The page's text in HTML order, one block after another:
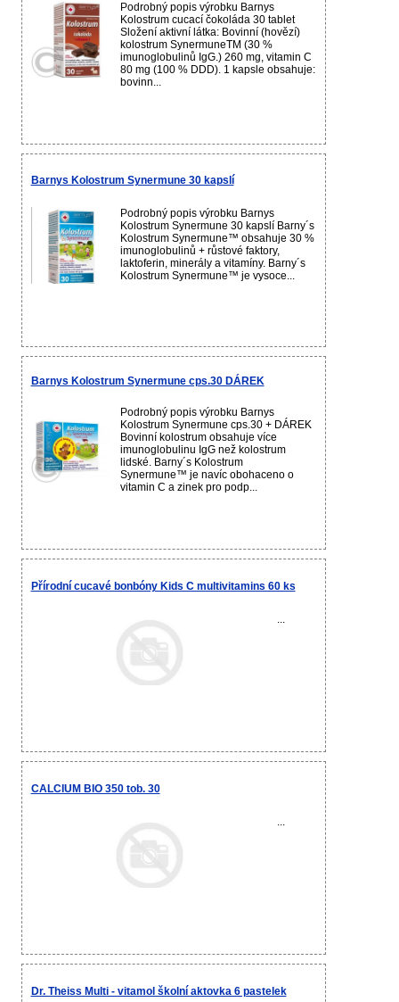
Podrobný popis výrobku Barnys
Kolostrum cucací čokoláda 30 tablet
Složení aktivní látka: Bovinní (hovězí)
kolostrum SynermuneTM (30 %
imunoglobulinů IgG.) 260 mg, vitamin C
80 mg (100 % DDD). 1 kapsle obsahuje:
bovinn...
Barnys Kolostrum Synermune 30 kapslí
Podrobný popis výrobku Barnys
Kolostrum Synermune 30 kapslí Barny´s
Kolostrum Synermune™ obsahuje 30 %
imunoglobulinů + růstové faktory,
laktoferin, minerály a vitamíny. Barny´s
Kolostrum Synermune™ je vysoce...
Barnys Kolostrum Synermune cps.30 DÁREK
Podrobný popis výrobku Barnys
Kolostrum Synermune cps.30 + DÁREK
Bovinní kolostrum obsahuje více
imunoglobulinu IgG než kolostrum
lidské. Barny´s Kolostrum
Synermune™ je navíc obohaceno o
vitamin C a zinek pro podp...
Přírodní cucavé bonbóny Kids C multivitamins 60 ks
...
CALCIUM BIO 350 tob. 30
...
Dr. Theiss Multi - vitamol školní aktovka 6 pastelek